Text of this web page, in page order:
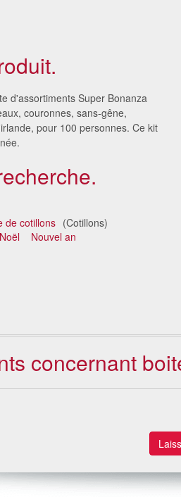
d'assortiments Super Bonanza
couronnes, sans-gêne,
pour 100 personnes. Ce kit
de cotillons (Cotillons)
Noël Nouvel an
concernant